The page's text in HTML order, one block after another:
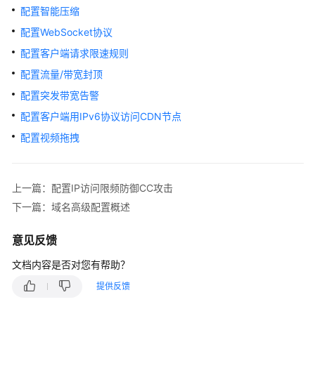
告
产
品
介
绍
计
费
说
快
速
门
用
户
配置智能压缩
配置WebSocket协议
配置客户端请求限速规则
配置流量/带宽封顶
配置突发带宽告警
配置客户端用IPv6协议访问CDN节点
配置视频拖拽
上一篇：配置IP访问限频防御CC攻击
下一篇：域名高级配置概述
意见反馈
文档内容是否对您有帮助？
提供反馈